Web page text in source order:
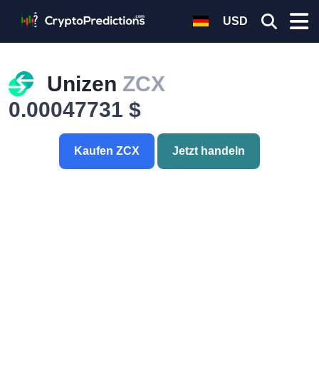
USD
Unizen ZCX
0.00047731 $
Kaufen ZCX Jetzt handeln